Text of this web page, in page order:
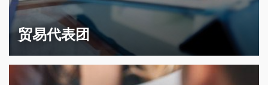
贸易代表团